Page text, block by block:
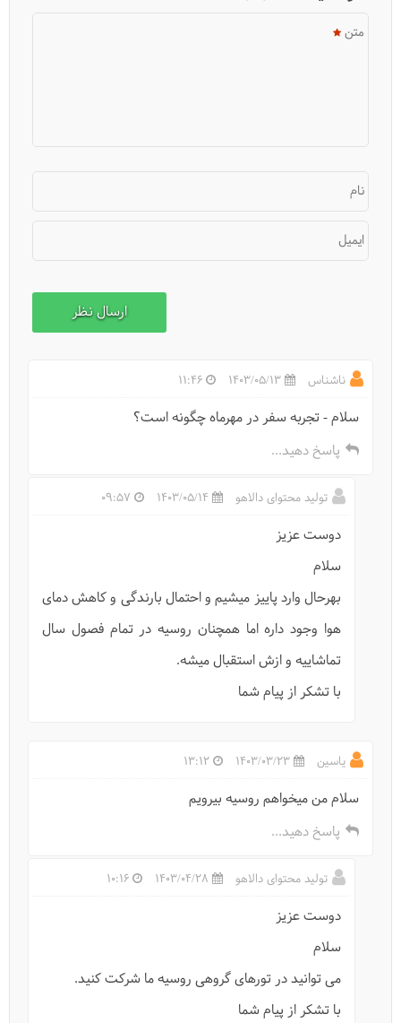
سفرنامه روسیه (مسکو+سنت پترزبورگ)
متن
نام
ایمیل
ناشناس 1403/05/13
11:46
سلام - تجربه سفر در مهرماه چگونه است؟
پاسخ دهید...
تولید محتوای دالاهو 1403/05/14
09:57
دوست عزیز
سلام
بهرحال وارد پاییز میشیم و احتمال بارندگی و کاهش دمای
هوا وجود داره اما همچنان روسیه در تمام فصول سال
تماشاییه و ازش استقبال میشه.
با تشکر از پیام شما
یاسین 1403/03/23
13:12
سلام من میخواهم روسیه بیرویم
پاسخ دهید...
تولید محتوای دالاهو 1403/04/28
10:16
دوست عزیز
سلام
می توانید در تورهای گروهی روسیه ما شرکت کنید.
با تشکر از پیام شما